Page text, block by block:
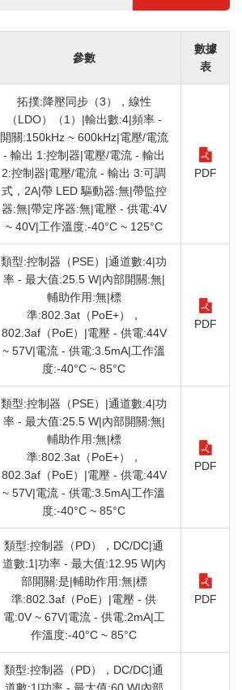
參數
數據
表
拓撲:降壓同步（3），線性
（LDO）（1）|輸出數:4|頻率 -
開關:150kHz ~ 600kHz|電壓/電流
- 輸出 1:控制器|電壓/電流 - 輸出
2:控制器|電壓/電流 - 輸出 3:可調
式，2A|帶 LED 驅動器:無|帶監控
器:無|帶定序器:無|電壓 - 供電:4V
~ 40V|工作溫度:-40°C ~ 125°C
PDF
類型:控制器（PSE）|通道數:4|功
率 - 最大值:25.5 W|內部開關:無|
輔助作用:無|標
準:802.3at（PoE+），
802.3af（PoE）|電壓 - 供電:44V
~ 57V|電流 - 供電:3.5mA|工作溫
度:-40°C ~ 85°C
PDF
類型:控制器（PSE）|通道數:4|功
率 - 最大值:25.5 W|內部開關:無|
輔助作用:無|標
準:802.3at（PoE+），
802.3af（PoE）|電壓 - 供電:44V
~ 57V|電流 - 供電:3.5mA|工作溫
度:-40°C ~ 85°C
PDF
類型:控制器（PD），DC/DC|通
道數:1|功率 - 最大值:12.95 W|內
部開關:是|輔助作用:無|標
準:802.3af（PoE）|電壓 - 供
電:0V ~ 67V|電流 - 供電:2mA|工
作溫度:-40°C ~ 85°C
PDF
類型:控制器（PD），DC/DC|通